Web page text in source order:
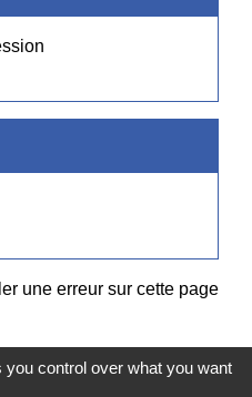
une erreur sur cette page
control over what you want